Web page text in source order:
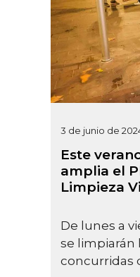
3 de junio de
Este
amplia el
Limpieza
De lunes a
se limpiarán
concurridas